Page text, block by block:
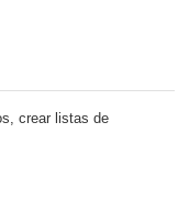
crear listas de